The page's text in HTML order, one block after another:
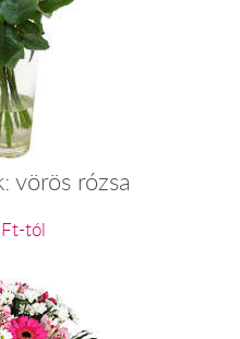
vörös rózsa
tól